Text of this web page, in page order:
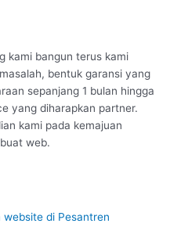
kami bangun terus kami
bentuk garansi yang
sepanjang 1 bulan hingga
yang diharapkan partner.
kami pada kemajuan
web.
website di Pesantren